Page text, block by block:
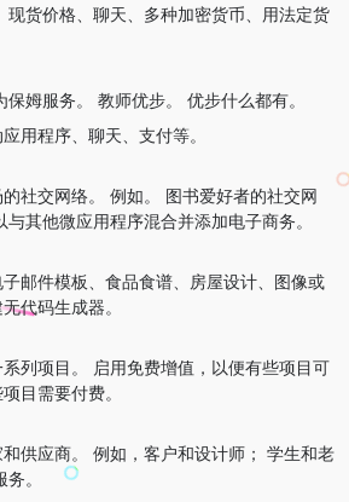
现货价格、聊天、多种加密货币、用法定货
姆服务。 教师优步。 优步什么都有。
用程序、聊天、支付等。
社交网络。 例如。 图书爱好者的社交网
其他微应用程序混合并添加电子商务。
邮件模板、食品食谱、房屋设计、图像或
代码生成器。
列项目。 启用免费增值，以便有些项目可
目需要付费。
供应商。 例如，客户和设计师； 学生和老
。